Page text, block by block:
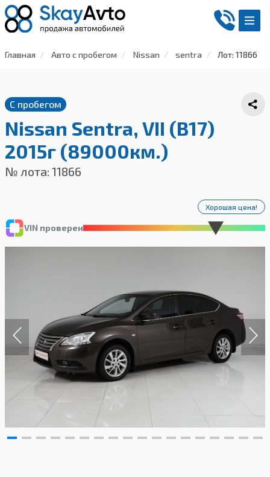
Главная Авто с пробегом Nissan sentra Лот: 11866
С пробегом
Nissan Sentra, VII (B17)
2015г (89000км.)
№ лота: 11866
VIN проверен
Хорошая цена!